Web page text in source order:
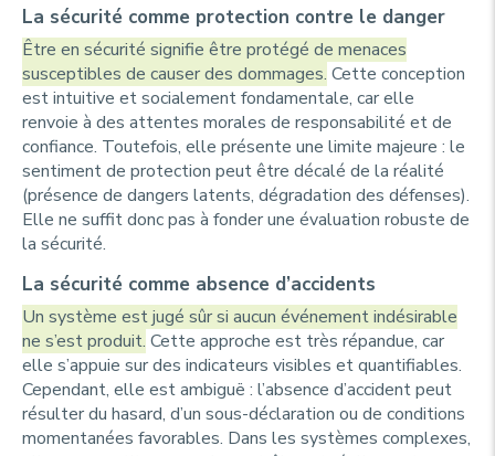
La sécurité comme protection contre le danger
Être en sécurité signifie être protégé de menaces
susceptibles de causer des dommages. Cette conception
est intuitive et socialement fondamentale, car elle
renvoie à des attentes morales de responsabilité et de
confiance. Toutefois, elle présente une limite majeure : le
sentiment de protection peut être décalé de la réalité
(présence de dangers latents, dégradation des défenses).
Elle ne suffit donc pas à fonder une évaluation robuste de
la sécurité.
La sécurité comme absence d’accidents
Un système est jugé sûr si aucun événement indésirable
ne s’est produit. Cette approche est très répandue, car
elle s’appuie sur des indicateurs visibles et quantifiables.
Cependant, elle est ambiguë : l’absence d’accident peut
résulter du hasard, d’un sous-déclaration ou de conditions
momentanées favorables. Dans les systèmes complexes,